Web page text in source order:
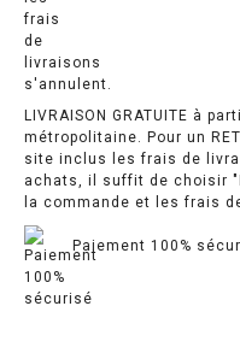
LIVRAISON GRATUITE à
métropolitaine. Pour un
site inclus les frais de
achats, il suffit de choisir
la commande et les frais
Paiement 100%